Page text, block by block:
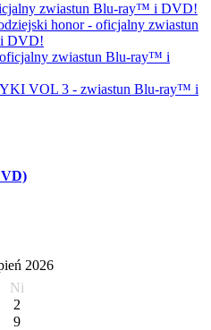
zwiastun Blu-ray™ i DVD!
honor - oficjalny zwiastun
DVD!
zwiastun Blu-ray™ i
VOL 3 - zwiastun Blu-ray™ i
2026
Ni
2
9